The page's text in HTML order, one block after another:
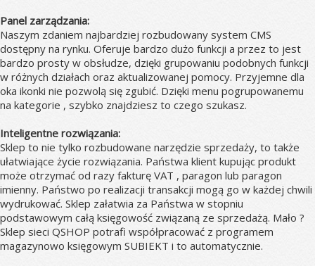
Panel zarządzania:
Naszym zdaniem najbardziej rozbudowany system CMS
dostępny na rynku. Oferuje bardzo dużo funkcji a przez to jest
bardzo prosty w obsłudze, dzięki grupowaniu podobnych funkcji
w różnych działach oraz aktualizowanej pomocy. Przyjemne dla
oka ikonki nie pozwolą się zgubić. Dzięki menu pogrupowanemu
na kategorie , szybko znajdziesz to czego szukasz.
Inteligentne rozwiązania:
Sklep to nie tylko rozbudowane narzędzie sprzedaży, to także
ułatwiające życie rozwiązania. Państwa klient kupując produkt
może otrzymać od razy fakturę VAT , paragon lub paragon
imienny. Państwo po realizacji transakcji mogą go w każdej chwili
wydrukować. Sklep załatwia za Państwa w stopniu
podstawowym całą księgowość związaną ze sprzedażą. Mało ?
Sklep sieci QSHOP potrafi współpracować z programem
magazynowo księgowym SUBIEKT i to automatycznie.